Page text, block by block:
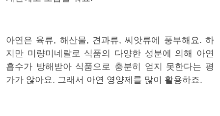
아연은 육류, 해산물, 견과류, 씨앗류에 풍부해요. 하
지만 미량미네랄로 식품의 다양한 성분에 의해 아연
흡수가 방해받아 식품으로 충분히 얻지 못한다는 평
가가 않아요. 그래서 아연 영양제를 많이 활용하죠.